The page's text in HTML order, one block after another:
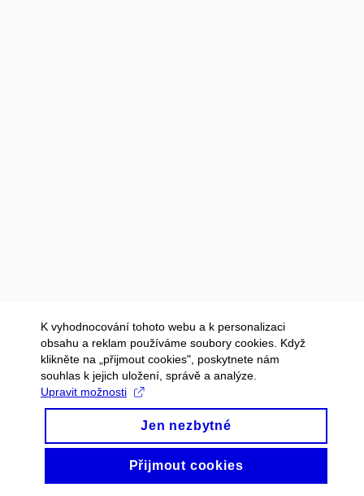
K vyhodnocování tohoto webu a k personalizaci
obsahu a reklam používáme soubory cookies. Když
klikněte na „přijmout cookies", poskytnete nám
souhlas k jejich uložení, správě a analýze.
Upravit možnosti
Jen nezbytné
Přijmout cookies